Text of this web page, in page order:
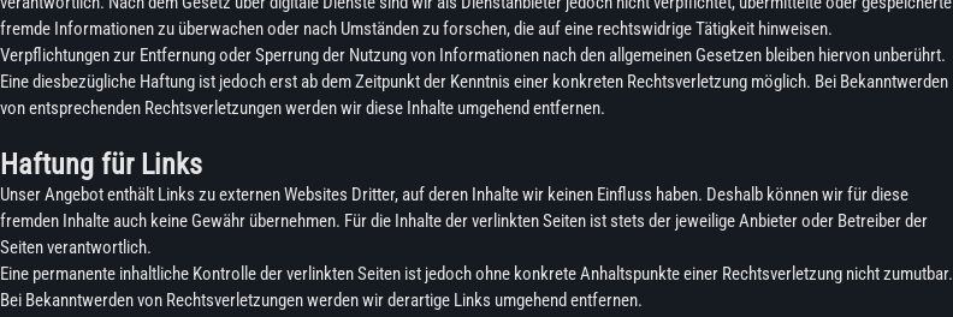
fremde Informationen zu überwachen oder nach Umständen zu forschen, die auf eine rechtswidrige Tätigkeit hinweisen.
Verpflichtungen zur Entfernung oder Sperrung der Nutzung von Informationen nach den allgemeinen Gesetzen bleiben hiervon unberührt.
Eine diesbezügliche Haftung ist jedoch erst ab dem Zeitpunkt der Kenntnis einer konkreten Rechtsverletzung möglich. Bei Bekanntwerden
von entsprechenden Rechtsverletzungen werden wir diese Inhalte umgehend entfernen.
Haftung für Links
Unser Angebot enthält Links zu externen Websites Dritter, auf deren Inhalte wir keinen Einfluss haben. Deshalb können wir für diese
fremden Inhalte auch keine Gewähr übernehmen. Für die Inhalte der verlinkten Seiten ist stets der jeweilige Anbieter oder Betreiber der
Seiten verantwortlich.
Eine permanente inhaltliche Kontrolle der verlinkten Seiten ist jedoch ohne konkrete Anhaltspunkte einer Rechtsverletzung nicht zumutbar.
Bei Bekanntwerden von Rechtsverletzungen werden wir derartige Links umgehend entfernen.